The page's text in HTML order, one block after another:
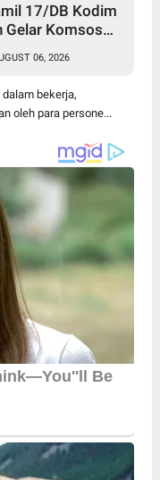
17/DB Kodim
Komsos
06, 2026
bekerja,
oleh para persone...